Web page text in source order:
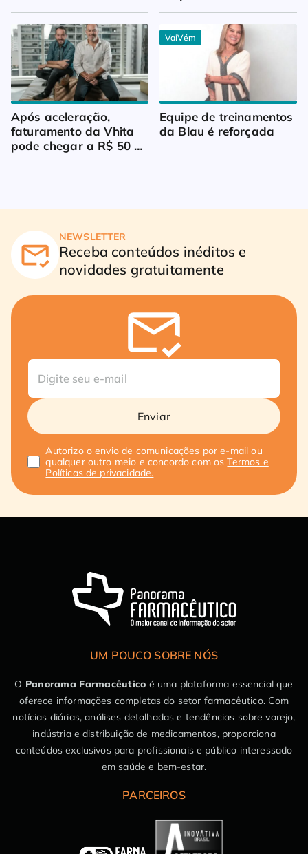
Após aceleração,
faturamento da Vhita
pode chegar a R$ 50
milhões
VaiVém
Equipe de treinamentos
da Blau é reforçada
NEWSLETTER
Receba conteúdos inéditos e
novidades gratuitamente
Enviar
Autorizo o envio de comunicações por e-mail ou
qualquer outro meio e concordo com osTermos e
Políticas de privacidade.
UM POUCO SOBRE NÓS
O Panorama Farmacêutico é uma plataforma essencial que
oferece informações completas do setor farmacêutico. Com
notícias diárias, análises detalhadas e tendências sobre varejo,
indústria e distribuição de medicamentos, proporciona
conteúdos exclusivos para profissionais e público interessado
em saúde e bem-estar.
PARCEIROS